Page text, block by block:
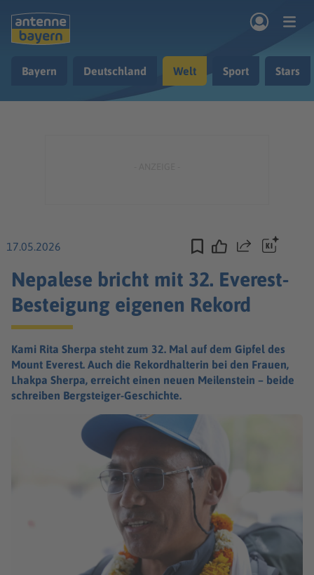
Nachrichten
Bayern Deutschland Welt Sport Stars
17.05.2026 Teilen
Nepalese bricht mit 32. Everest-
Besteigung eigenen Rekord
Kami Rita Sherpa steht zum 32. Mal auf dem Gipfel des
Mount Everest. Auch die Rekordhalterin bei den Frauen,
Lhakpa Sherpa, erreicht einen neuen Meilenstein – beide
schreiben Bergsteiger-Geschichte.